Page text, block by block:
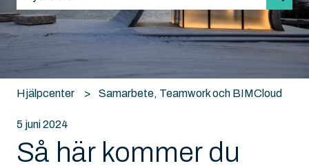
Det finns inga förslag eftersom sökfältet är tomt.
Hjälpcenter Samarbete, Teamwork och BIMCloud
5 juni 2024
Så här kommer du